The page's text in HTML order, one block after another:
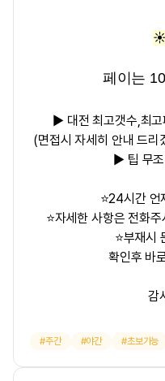
☀️
페이는
▶ 대전 최고갯수,최
(면접시 자세히 안내 드
▶ 팁 무조
⭐24시간 언
⭐자세한 사항은 전화
⭐부재시
확인후 바
감
주간 야간 초보가능